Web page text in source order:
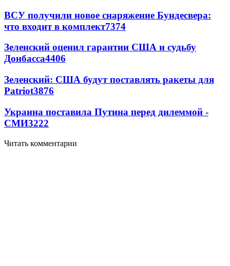
ВСУ получили новое снаряжение Бундесвера:
что входит в комплект7374
Зеленский оценил гарантии США и судьбу
Донбасса4406
Зеленский: США будут поставлять ракеты для
Patriot3876
Украина поставила Путина перед дилеммой -
СМИ3222
Читать комментарии